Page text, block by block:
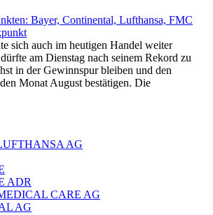
Bayer, Continental, Lufthansa, FMC
sich auch im heutigen Handel weiter
am Dienstag nach seinem Rekord zu
in der Gewinnspur bleiben und den
Monat August bestätigen. Die
AG
ADR
CARE AG
AG